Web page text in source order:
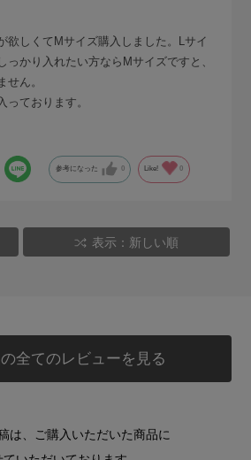
欲しくてMサイズ購入しました。Lサイ
っかり入れたい方ならMサイズですと、
せん。
っております。
参考になった 0 Like! 0
表示：新しい順
全てのレビューを見る
は、ご購入いただいた商品に